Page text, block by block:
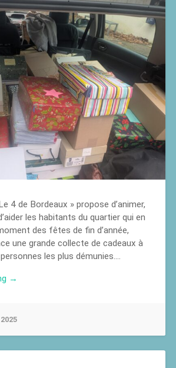
4 de Bordeaux » propose d’animer,
les habitants du quartier qui en
des fêtes de fin d’année,
une grande collecte de cadeaux à
les plus démunies….
→